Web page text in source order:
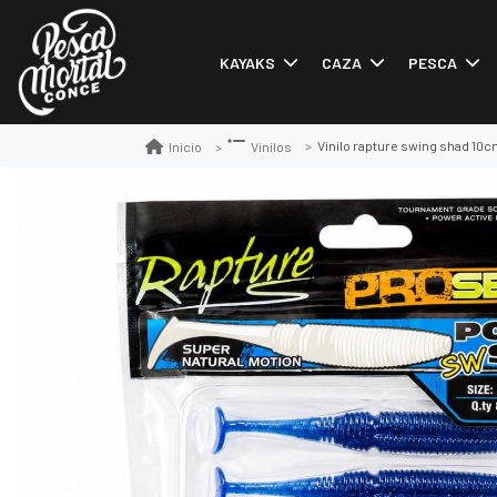
KAYAKS CAZA PESCA
Inicio Vinilos Vinilo rapture swing shad